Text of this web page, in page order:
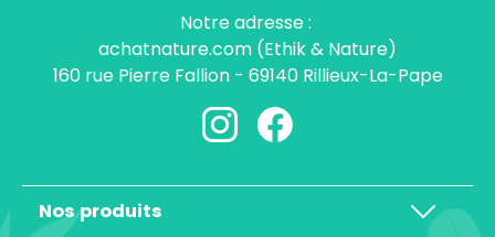
Notre adresse :
achatnature.com (Ethik & Nature)
160 rue Pierre Fallion - 69140 Rillieux-La-Pape
Nos produits